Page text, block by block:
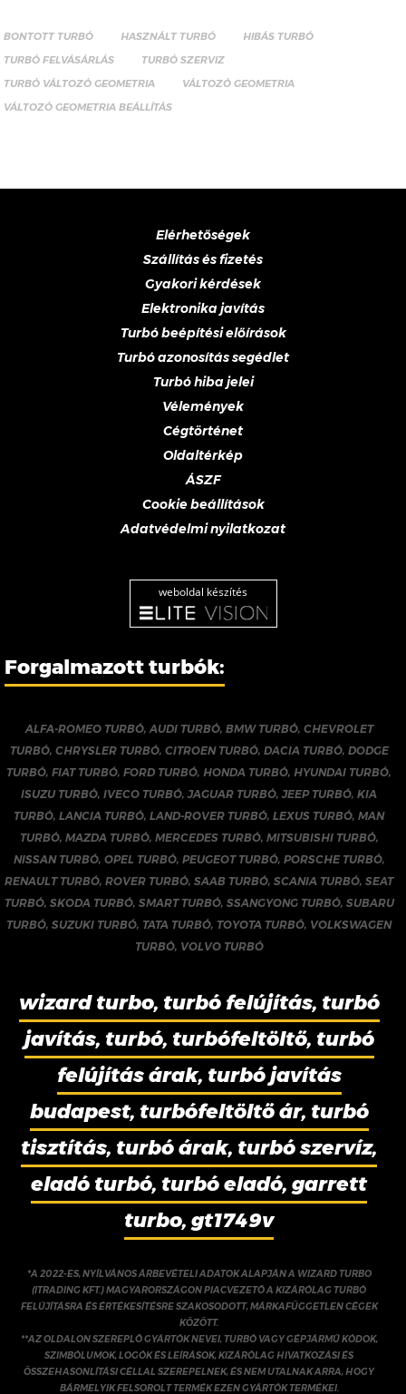
BONTOTT TURBÓ HASZNÁLT TURBÓ
HIBÁS TURBÓ
TURBÓ FELVÁSÁRLÁS
TURBÓ SZERVIZ
TURBÓ VÁLTOZÓ GEOMETRIA
VÁLTOZÓ GEOMETRIA
VÁLTOZÓ GEOMETRIA BEÁLLÍTÁS
Elérhetőségek
Szállítás és fizetés
Gyakori kérdések
Elektronika javítás
Turbó beépítési előírások
Turbó azonosítás segédlet
Turbó hiba jelei
Vélemények
Cégtörténet
Oldaltérkép
ÁSZF
Cookie beállítások
Adatvédelmi nyilatkozat
weboldal készítés
Forgalmazott turbók:
ALFA-ROMEO TURBÓ,AUDI TURBÓ, BMW TURBÓ, CHEVROLET
TURBÓ, CHRYSLER TURBÓ, CITROEN TURBÓ, DACIA TURBÓ, DODGE
TURBÓ,FIAT TURBÓ,FORD TURBÓ, HONDA TURBÓ, HYUNDAI TURBÓ,
ISUZU TURBÓ,IVECO TURBÓ,JAGUAR TURBÓ,JEEP TURBÓ,KIA
TURBÓ,LANCIA TURBÓ,LAND-ROVER TURBÓ,LEXUS TURBÓ,MAN
TURBÓ, MAZDA TURBÓ, MERCEDES TURBÓ, MITSUBISHI TURBÓ,
NISSAN TURBÓ, OPEL TURBÓ, PEUGEOT TURBÓ, PORSCHE TURBÓ,
RENAULT TURBÓ,ROVER TURBÓ,SAAB TURBÓ,SCANIA TURBÓ,SEAT
TURBÓ, SKODA TURBÓ, SMART TURBÓ, SSANGYONG TURBÓ, SUBARU
TURBÓ,SUZUKI TURBÓ, TATA TURBÓ, TOYOTA TURBÓ, VOLKSWAGEN
TURBÓ, VOLVO TURBÓ
wizard turbo, turbó felújítás, turbó
javítás, turbó, turbófeltöltő, turbó
felújítás árak, turbó javítás
budapest, turbófeltöltő ár, turbó
tisztítás, turbó árak, turbó szervíz,
eladó turbó, turbó eladó, garrett
turbo, gt1749v
*A 2022-ES, NYÍLVÁNOS ÁRBEVÉTELI ADATOK ALAPJÁN A WIZARD TURBO
(ITRADING KFT.) MAGYARORSZÁGON PIACVEZETŐ A KIZÁRÓLAG TURBÓ
FELÚJÍTÁSRA ÉS ÉRTÉKESÍTÉSRE SZAKOSODOTT, MÁRKAFÜGGETLEN CÉGEK
KÖZÖTT.
**AZ OLDALON SZEREPLŐ GYÁRTÓK NEVEI, TURBÓ VAGY GÉPJÁRMŰ KÓDOK,
SZIMBÓLUMOK, LOGÓK ÉS LEÍRÁSOK, KIZÁRÓLAG HIVATKOZÁSI ÉS
ÖSSZEHASONLÍTÁSI CÉLLAL SZEREPELNEK, ÉS NEM UTALNAK ARRA, HOGY
BÁRMELYIK FELSOROLT TERMÉK EZEN GYÁRTÓK TERMÉKEI.